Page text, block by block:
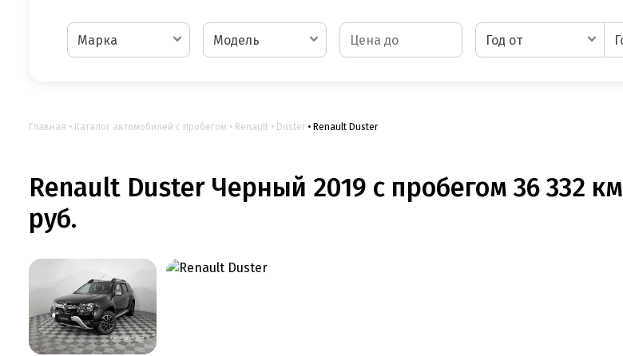
Марка Модель Год от
Главная Каталог автомобилей с пробегом Renault Duster Renault Duster
Renault Duster Черный 2019 с пробегом 36 332
руб.